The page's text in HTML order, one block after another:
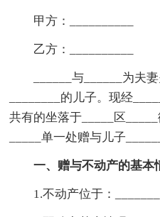
甲方：__________
乙方：__________
______与______为夫妻
________的儿子。现经
共有的坐落于_____区
_____单一处赠与儿子
一、赠与不动产的基本
1.不动产位于：